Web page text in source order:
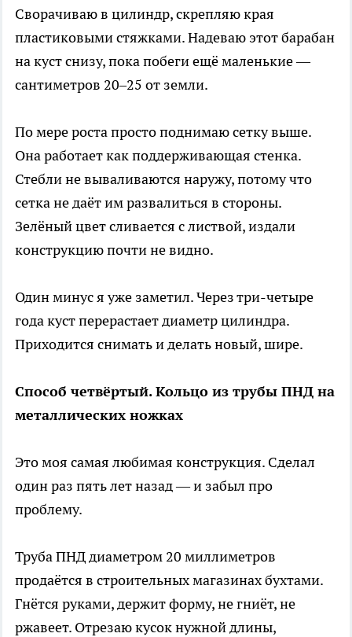
Сворачиваю в цилиндр, скрепляю края
пластиковыми стяжками. Надеваю этот барабан
на куст снизу, пока побеги ещё маленькие —
сантиметров 20–25 от земли.
По мере роста просто поднимаю сетку выше.
Она работает как поддерживающая стенка.
Стебли не вываливаются наружу, потому что
сетка не даёт им развалиться в стороны.
Зелёный цвет сливается с листвой, издали
конструкцию почти не видно.
Один минус я уже заметил. Через три-четыре
года куст перерастает диаметр цилиндра.
Приходится снимать и делать новый, шире.
Способ четвёртый. Кольцо из трубы ПНД на
металлических ножках
Это моя самая любимая конструкция. Сделал
один раз пять лет назад — и забыл про
проблему.
Труба ПНД диаметром 20 миллиметров
продаётся в строительных магазинах бухтами.
Гнётся руками, держит форму, не гниёт, не
ржавеет. Отрезаю кусок нужной длины,